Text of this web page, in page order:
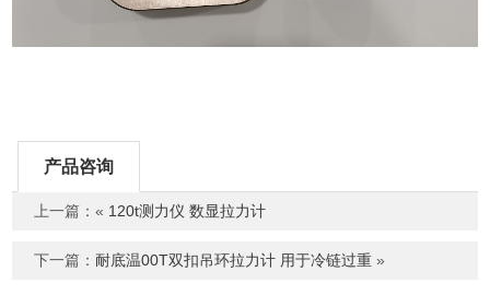
产品咨询
上一篇：« 120t测力仪 数显拉力计
下一篇：耐底温00T双扣吊环拉力计 用于冷链过重 »